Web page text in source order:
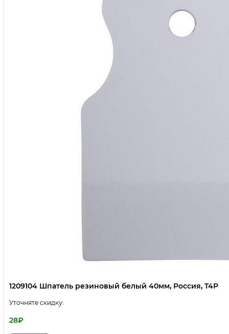
1209104 Шпатель резиновый белый 40мм, Россия, T4P
Уточняте скидку:
28₽